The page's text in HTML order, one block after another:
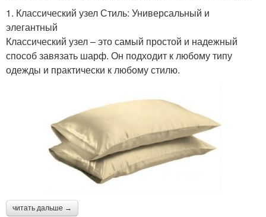
1. Классический узел Стиль: Универсальный и
элегантный
Классический узел – это самый простой и надежный
способ завязать шарф. Он подходит к любому типу
одежды и практически к любому стилю.
читать дальше →